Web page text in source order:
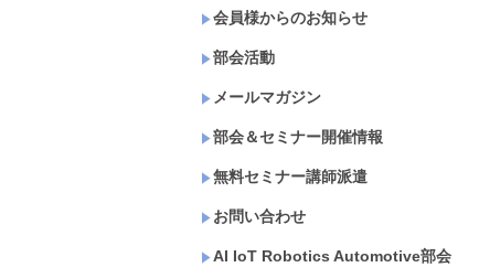
会員様からのお知らせ
部会活動
メールマガジン
部会＆セミナー開催情報
無料セミナー講師派遣
お問い合わせ
AI IoT Robotics Automotive部会